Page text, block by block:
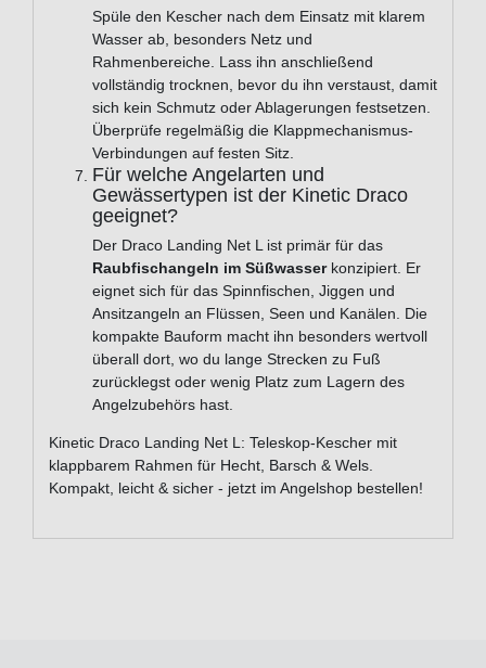
Spüle den Kescher nach dem Einsatz mit klarem
Wasser ab, besonders Netz und
Rahmenbereiche. Lass ihn anschließend
vollständig trocknen, bevor du ihn verstaust, damit
sich kein Schmutz oder Ablagerungen festsetzen.
Überprüfe regelmäßig die Klappmechanismus-
Verbindungen auf festen Sitz.
Für welche Angelarten und
Gewässertypen ist der Kinetic Draco
geeignet?
Der Draco Landing Net L ist primär für das
Raubfischangeln im Süßwasserkonzipiert. Er
eignet sich für das Spinnfischen, Jiggen und
Ansitzangeln an Flüssen, Seen und Kanälen. Die
kompakte Bauform macht ihn besonders wertvoll
überall dort, wo du lange Strecken zu Fuß
zurücklegst oder wenig Platz zum Lagern des
Angelzubehörs hast.
Kinetic Draco Landing Net L: Teleskop-Kescher mit
klappbarem Rahmen für Hecht, Barsch & Wels.
Kompakt, leicht & sicher - jetzt im Angelshop bestellen!